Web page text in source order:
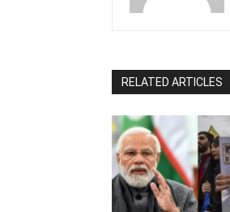
RELATED ARTICLES